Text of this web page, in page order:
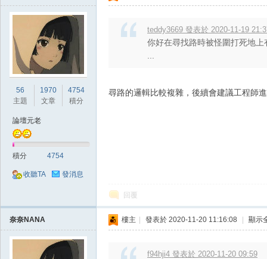
56
主題
1970
文章
4754
積分
論壇元老
積分 4754
收聽TA 發消息
teddy3669 發表於 2020-11-19
你好在尋找路時被怪圍打死地
尋路的邏輯比較複雜，後續會建議工程師
回覆
奈奈NANA 樓主 發表於 2020-11-20 11:16:08 顯示
f94hji4 發表於 2020-11-20 09:59